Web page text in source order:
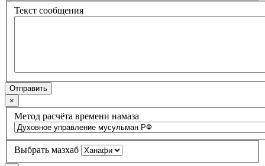
Текст сообщения
Отправить
×
Метод расчёта времени намаза
Выбрать мазхаб